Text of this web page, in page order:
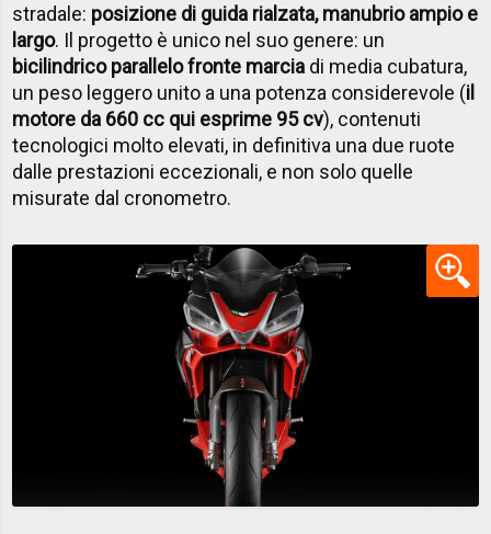
stradale: posizione di guida rialzata, manubrio ampio e
largo. Il progetto è unico nel suo genere: un
bicilindrico parallelo fronte marcia di media cubatura,
un peso leggero unito a una potenza considerevole (il
motore da 660 cc qui esprime 95 cv), contenuti
tecnologici molto elevati, in definitiva una due ruote
dalle prestazioni eccezionali, e non solo quelle
misurate dal cronometro.